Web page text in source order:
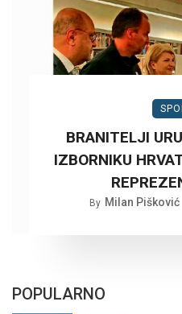
BRANITELJI
IZBORNIKU
By Milan Pišković
POPULARNO